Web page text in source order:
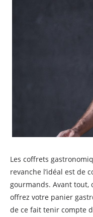
Les coffrets
revanche l’idéal est de
gourmands. Avant tout,
offrez votre panier
de ce fait tenir compte